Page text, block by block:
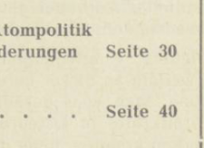
In
Lightbox